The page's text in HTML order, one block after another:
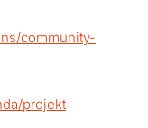
community-
projekt